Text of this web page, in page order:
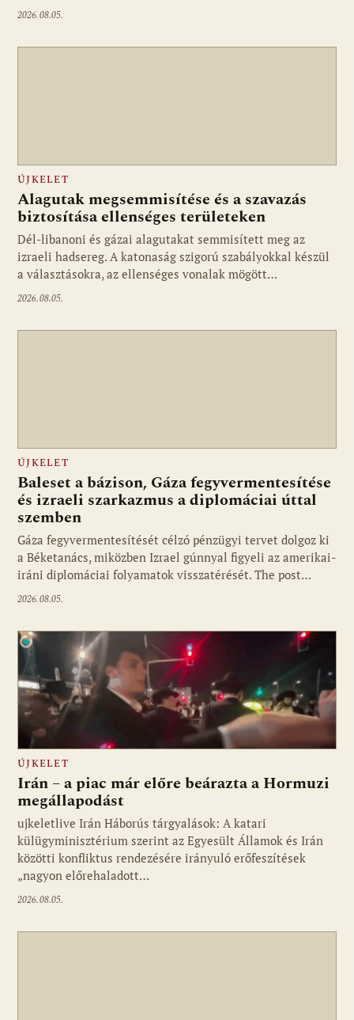
2026.08.05.
ÚJKELET
Alagutak megsemmisítése és a szavazás
biztosítása ellenséges területeken
Dél-libanoni és gázai alagutakat semmisített meg az
izraeli hadsereg. A katonaság szigorú szabályokkal készül
a választásokra, az ellenséges vonalak mögött…
2026.08.05.
ÚJKELET
Baleset a bázison, Gáza fegyvermentesítése
és izraeli szarkazmus a diplomáciai úttal
szemben
Gáza fegyvermentesítését célzó pénzügyi tervet dolgoz ki
a Béketanács, miközben Izrael gúnnyal figyeli az amerikai-
iráni diplomáciai folyamatok visszatérését. The post…
2026.08.05.
Fotó: ujkelet.live
ÚJKELET
Irán – a piac már előre beárazta a Hormuzi
megállapodást
ujkeletlive Irán Háborús tárgyalások: A katari
külügyminisztérium szerint az Egyesült Államok és Irán
közötti konfliktus rendezésére irányuló erőfeszítések
„nagyon előrehaladott…
2026.08.05.